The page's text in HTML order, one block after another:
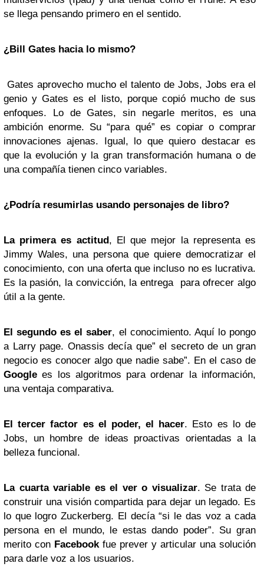
se llega pensando primero en el sentido.
¿Bill Gates hacia lo mismo?
Gates aprovecho mucho el talento de Jobs, Jobs era el
genio y Gates es el listo, porque copió mucho de sus
enfoques. Lo de Gates, sin negarle meritos, es una
ambición enorme. Su “para qué” es copiar o comprar
innovaciones ajenas. Igual, lo que quiero destacar es
que la evolución y la gran transformación humana o de
una compañía tienen cinco variables.
¿Podría resumirlas usando personajes de libro?
La primera es actitud, El que mejor la representa es
Jimmy Wales, una persona que quiere democratizar el
conocimiento, con una oferta que incluso no es lucrativa.
Es la pasión, la convicción, la entrega para ofrecer algo
útil a la gente.
El segundo es el saber, el conocimiento. Aquí lo pongo
a Larry page. Onassis decía que” el secreto de un gran
negocio es conocer algo que nadie sabe”. En el caso de
Google es los algoritmos para ordenar la información,
una ventaja comparativa.
El tercer factor es el poder, el hacer. Esto es lo de
Jobs, un hombre de ideas proactivas orientadas a la
belleza funcional.
La cuarta variable es el ver o visualizar. Se trata de
construir una visión compartida para dejar un legado. Es
lo que logro Zuckerberg. El decía “si le das voz a cada
persona en el mundo, le estas dando poder”. Su gran
merito con Facebookfue prever y articular una solución
para darle voz a los usuarios.